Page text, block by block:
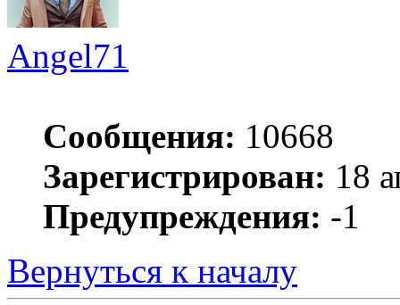
Angel71
Сообщения: 10668
Зарегистрирован: 18
Предупреждения: -1
Вернуться к началу